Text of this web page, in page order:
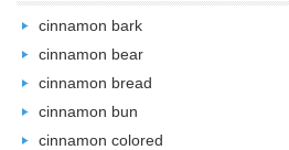
cinnamon bark
cinnamon bear
cinnamon bread
cinnamon bun
cinnamon colored